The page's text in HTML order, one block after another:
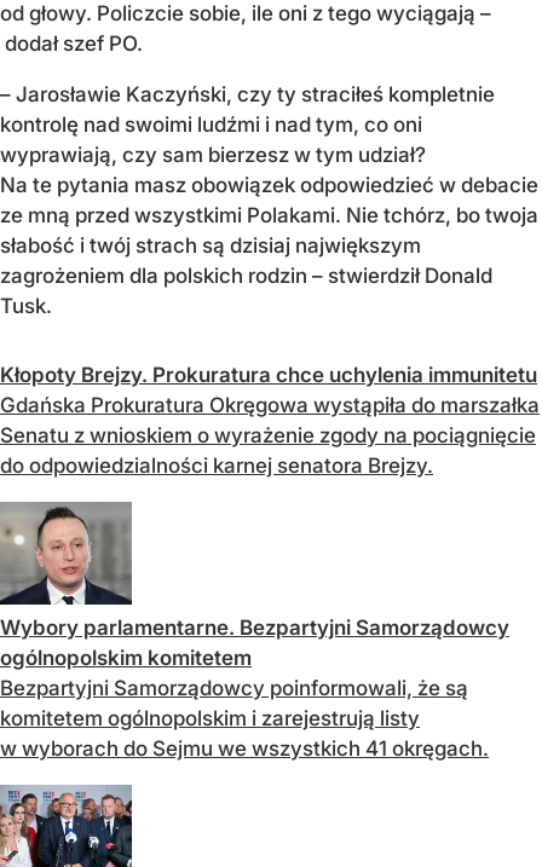
od głowy. Policzcie sobie, ile oni z tego wyciągają –
dodał szef PO.
– Jarosławie Kaczyński, czy ty straciłeś kompletnie
kontrolę nad swoimi ludźmi i nad tym, co oni
wyprawiają, czy sam bierzesz w tym udział?
Na te pytania masz obowiązek odpowiedzieć w debacie
ze mną przed wszystkimi Polakami. Nie tchórz, bo twoja
słabość i twój strach są dzisiaj największym
zagrożeniem dla polskich rodzin – stwierdził Donald
Tusk.
Kłopoty Brejzy. Prokuratura chce uchylenia immunitetu
Gdańska Prokuratura Okręgowa wystąpiła do marszałka
Senatu z wnioskiem o wyrażenie zgody na pociągnięcie
do odpowiedzialności karnej senatora Brejzy.
Wybory parlamentarne. Bezpartyjni Samorządowcy
ogólnopolskim komitetem
Bezpartyjni Samorządowcy poinformowali, że są
komitetem ogólnopolskim i zarejestrują listy
w wyborach do Sejmu we wszystkich 41 okręgach.